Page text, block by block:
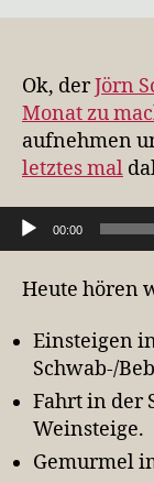
Ok, derJörn
Monat zu
aufnehmen
letztes mal
Audio-Player
00:00
Heute hören
Einsteigen
Schwab-/
Fahrt in der
Weinsteige.
Gemurmel